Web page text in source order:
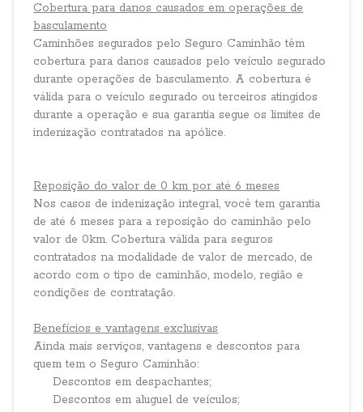
Cobertura para danos causados em operações de
basculamento
Caminhões segurados pelo Seguro Caminhão têm
cobertura para danos causados pelo veículo segurado
durante operações de basculamento. A cobertura é
válida para o veículo segurado ou terceiros atingidos
durante a operação e sua garantia segue os limites de
indenização contratados na apólice.
Reposição do valor de 0 km por até 6 meses
Nos casos de indenização integral, você tem garantia
de até 6 meses para a reposição do caminhão pelo
valor de 0km. Cobertura válida para seguros
contratados na modalidade de valor de mercado, de
acordo com o tipo de caminhão, modelo, região e
condições de contratação.
Benefícios e vantagens exclusivas
Ainda mais serviços, vantagens e descontos para
quem tem o Seguro Caminhão:
Descontos em despachantes;
Descontos em aluguel de veículos;